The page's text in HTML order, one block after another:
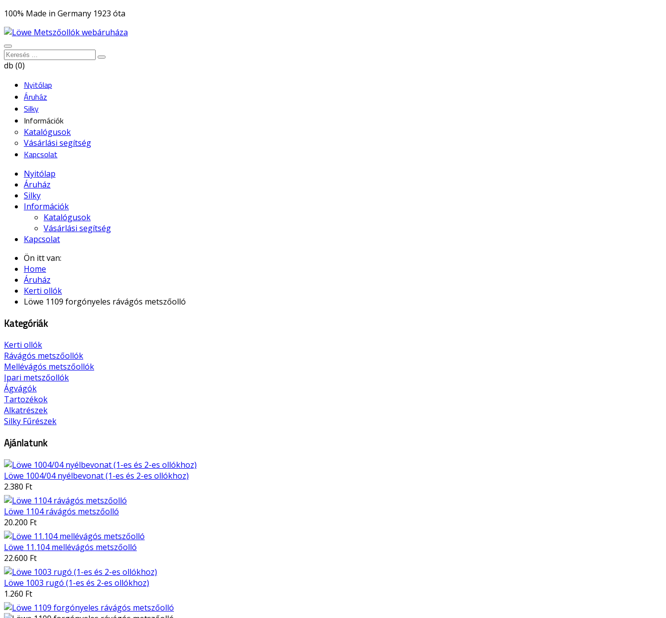
100% Made in Germany 1923 óta
db (0)
Nyitólap
Áruház
Silky
Információk
Katalógusok
Vásárlási segítség
Kapcsolat
Nyitólap
Áruház
Silky
Információk
Katalógusok
Vásárlási segítség
Kapcsolat
Ön itt van:
Home
Áruház
Kerti ollók
Löwe 1109 forgónyeles rávágós metszőolló
Kategóriák
Kerti ollók
Rávágós metszőollók
Mellévágós metszőollók
Ipari metszőollók
Ágvágók
Tartozékok
Alkatrészek
Silky Fűrészek
Ajánlatunk
Löwe 1004/04 nyélbevonat (1-es és 2-es ollókhoz)
2.380 Ft
Löwe 1104 rávágós metszőolló
20.200 Ft
Löwe 11.104 mellévágós metszőolló
22.600 Ft
Löwe 1003 rugó (1-es és 2-es ollókhoz)
1.260 Ft